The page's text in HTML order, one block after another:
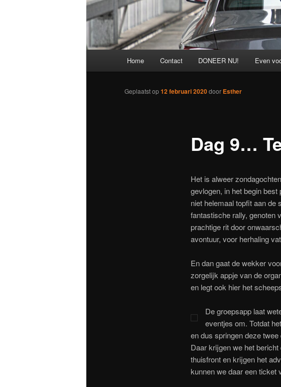
Home Contact DONEER NU! Even
Dag 9…
Geplaatst op12 februari 2020door Esther
Het is alweer
gevlogen, in het begin
niet helemaal topfit aan de
fantastische rally, genoten
prachtige rit door
avontuur, voor herhaling
En dan gaat de wekker
zorgelijk appje van de
en legt ook hier het
De groepsapp laat
eventjes om. Totdat
en dus springen deze
Daar krijgen we het
thuisfront en krijgen het
kunnen we daar een ticket